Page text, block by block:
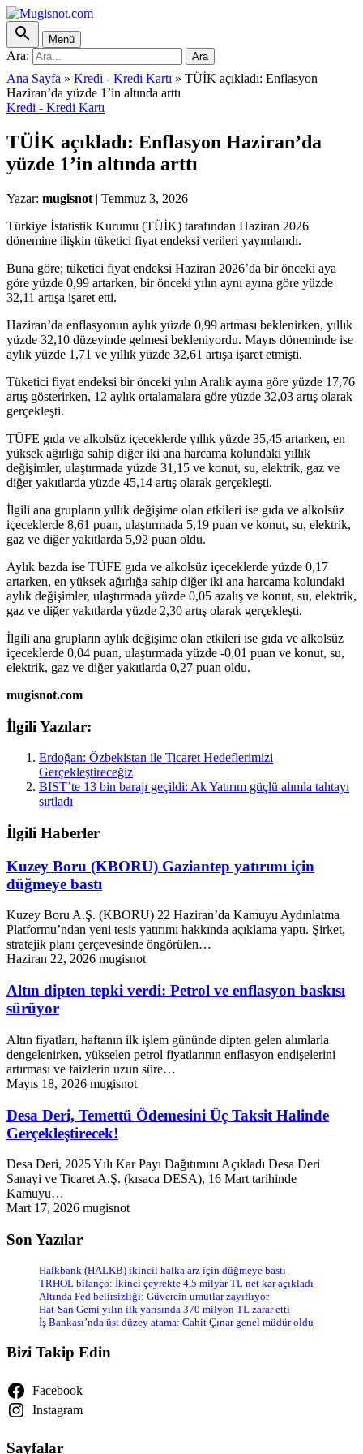
Menü
Ara: Ara
Ana Sayfa » Kredi - Kredi Kartı » TÜİK açıkladı: Enflasyon
Haziran’da yüzde 1’in altında arttı
Kredi - Kredi Kartı
TÜİK açıkladı: Enflasyon Haziran’da
yüzde 1’in altında arttı
Yazar: mugisnot | Temmuz 3, 2026
Türkiye İstatistik Kurumu (TÜİK) tarafından Haziran 2026
dönemine ilişkin tüketici fiyat endeksi verileri yayımlandı.
Buna göre; tüketici fiyat endeksi Haziran 2026’da bir önceki aya
göre yüzde 0,99 artarken, bir önceki yılın aynı ayına göre yüzde
32,11 artışa işaret etti.
Haziran’da enflasyonun aylık yüzde 0,99 artması beklenirken, yıllık
yüzde 32,10 düzeyinde gelmesi bekleniyordu. Mayıs döneminde ise
aylık yüzde 1,71 ve yıllık yüzde 32,61 artışa işaret etmişti.
Tüketici fiyat endeksi bir önceki yılın Aralık ayına göre yüzde 17,76
artış gösterirken, 12 aylık ortalamalara göre yüzde 32,03 artış olarak
gerçekleşti.
TÜFE gıda ve alkolsüz içeceklerde yıllık yüzde 35,45 artarken, en
yüksek ağırlığa sahip diğer iki ana harcama kolundaki yıllık
değişimler, ulaştırmada yüzde 31,15 ve konut, su, elektrik, gaz ve
diğer yakıtlarda yüzde 45,14 artış olarak gerçekleşti.
İlgili ana grupların yıllık değişime olan etkileri ise gıda ve alkolsüz
içeceklerde 8,61 puan, ulaştırmada 5,19 puan ve konut, su, elektrik,
gaz ve diğer yakıtlarda 5,92 puan oldu.
Aylık bazda ise TÜFE gıda ve alkolsüz içeceklerde yüzde 0,17
artarken, en yüksek ağırlığa sahip diğer iki ana harcama kolundaki
aylık değişimler, ulaştırmada yüzde 0,05 azalış ve konut, su, elektrik,
gaz ve diğer yakıtlarda yüzde 2,30 artış olarak gerçekleşti.
İlgili ana grupların aylık değişime olan etkileri ise gıda ve alkolsüz
içeceklerde 0,04 puan, ulaştırmada yüzde -0,01 puan ve konut, su,
elektrik, gaz ve diğer yakıtlarda 0,27 puan oldu.
mugisnot.com
İlgili Yazılar:
Erdoğan: Özbekistan ile Ticaret Hedeflerimizi
Gerçekleştireceğiz
BIST’te 13 bin barajı geçildi: Ak Yatırım güçlü alımla tahtayı
sırtladı
İlgili Haberler
Kuzey Boru (KBORU) Gaziantep yatırımı için
düğmeye bastı
Kuzey Boru A.Ş. (KBORU) 22 Haziran’da Kamuyu Aydınlatma
Platformu’ndan yeni tesis yatırımı hakkında açıklama yaptı. Şirket,
stratejik planı çerçevesinde öngörülen…
Haziran 22, 2026 mugisnot
Altın dipten tepki verdi: Petrol ve enflasyon baskısı
sürüyor
Altın fiyatları, haftanın ilk işlem gününde dipten gelen alımlarla
dengelenirken, yükselen petrol fiyatlarının enflasyon endişelerini
artırması ve faizlerin uzun süre…
Mayıs 18, 2026 mugisnot
Desa Deri, Temettü Ödemesini Üç Taksit Halinde
Gerçekleştirecek!
Desa Deri, 2025 Yılı Kar Payı Dağıtımını Açıkladı Desa Deri
Sanayi ve Ticaret A.Ş. (kısaca DESA), 16 Mart tarihinde
Kamuyu…
Mart 17, 2026 mugisnot
Son Yazılar
Halkbank (HALKB) ikincil halka arz için düğmeye bastı
TRHOL bilanço: İkinci çeyrekte 4,5 milyar TL net kar açıkladı
Altında Fed belirsizliği: Güvercin umutlar zayıflıyor
Hat-San Gemi yılın ilk yarısında 370 milyon TL zarar etti
İş Bankası’nda üst düzey atama: Cahit Çınar genel müdür oldu
Bizi Takip Edin
Facebook
Instagram
Sayfalar